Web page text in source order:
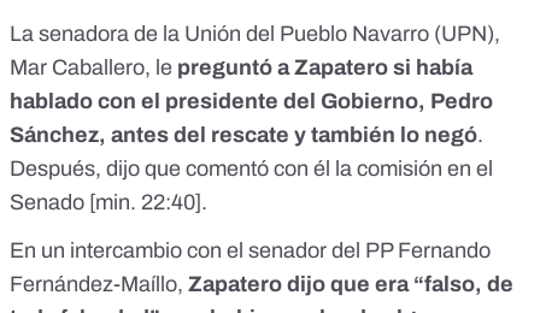
La senadora de la Unión del Pueblo Navarro (UPN),
Mar Caballero, le preguntó a Zapatero si había
hablado con el presidente del Gobierno, Pedro
Sánchez, antes del rescate y también lo negó.
Después, dijo que comentó con él la comisión en el
Senado [min. 22:40].
En un intercambio con el senador del PP Fernando
Fernández-Maíllo, Zapatero dijo que era “falso, de